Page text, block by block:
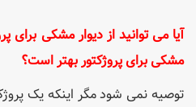
آیا می توانید از دیوار مشکی برای
مشکی برای پروژکتور بهتر است؟
توصیه نمی شود مگر اینکه یک